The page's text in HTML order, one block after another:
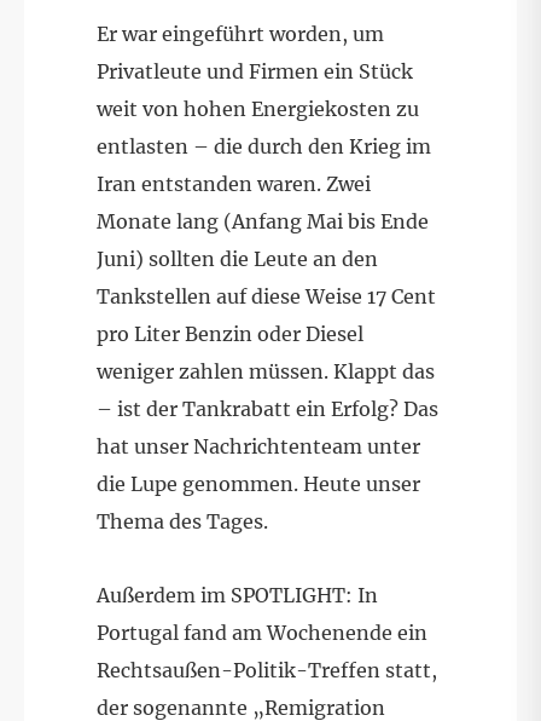
Er war eingeführt worden, um
Privatleute und Firmen ein Stück
weit von hohen Energiekosten zu
entlasten – die durch den Krieg im
Iran entstanden waren. Zwei
Monate lang (Anfang Mai bis Ende
Juni) sollten die Leute an den
Tankstellen auf diese Weise 17 Cent
pro Liter Benzin oder Diesel
weniger zahlen müssen. Klappt das
– ist der Tankrabatt ein Erfolg? Das
hat unser Nachrichtenteam unter
die Lupe genommen. Heute unser
Thema des Tages.
Außerdem im SPOTLIGHT: In
Portugal fand am Wochenende ein
Rechtsaußen-Politik-Treffen statt,
der sogenannte „Remigration